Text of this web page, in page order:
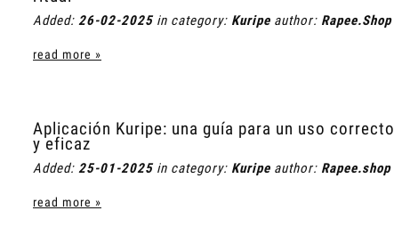
Added: 26-02-2025in category: Kuripe author: Rapee.Shop
read more »
Aplicación Kuripe: una guía para un uso correcto
y eficaz
Added: 25-01-2025in category: Kuripe author: Rapee.shop
read more »